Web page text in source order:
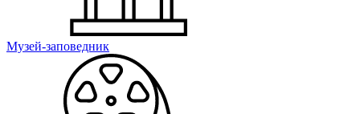
Музей-заповедник